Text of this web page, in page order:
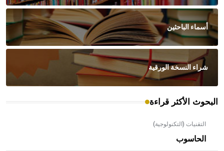
أسماء الباحثين
شراء النسخة الورقية
البحوث الأكثر قراءة
التقنيات (التكنولوجية)
الحاسوب